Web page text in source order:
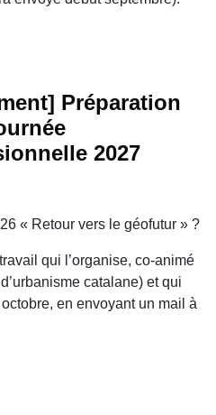
Préparation
2027
« Retour vers le géofutur » ?
qui l’organise, co-animé
catalane) et qui
en envoyant un mail à